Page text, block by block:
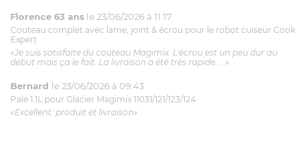
Florence 63 ans le 23/06/2026 à 11:17
Couteau complet avec lame, joint & écrou pour le robot cuiseur Cook
Expert
«Je suis satisfaite du couteau Magimix. L'écrou est un peu dur au
début mais ça le fait. La livraison a été très rapide. ...»
Bernard le 23/06/2026 à 09:43
Pale 1.1L pour Glacier Magimix 11031/121/123/124
«Excellent: produit et livraison»